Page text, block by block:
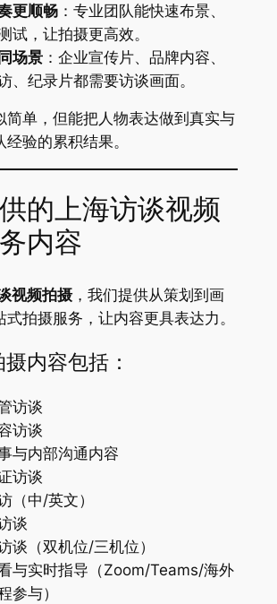
更顺畅：专业团队能快速布景、
试，让拍摄更高效。
场景：企业宣传片、品牌内容、
、纪录片都需要访谈画面。
简单，但能把人物表达做到真实与
验的累积结果。
的上海访谈视频
内容
视频拍摄，我们提供从策划到画
拍摄服务，让内容更具表达力。
内容包括：
访谈
访谈
与内部沟通内容
访谈
（中/英文）
谈
谈（双机位/三机位）
与实时指导（Zoom/Teams/海外
参与）